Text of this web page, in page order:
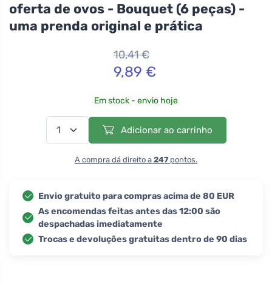
oferta de ovos - Bouquet (6 peças) -
uma prenda original e prática
10,41 €
9,89 €
Em stock - envio hoje
Adicionar ao carrinho
A compra dá direito a 247 pontos.
Envio gratuito para compras acima de 80 EUR
As encomendas feitas antes das 12:00 são
despachadas imediatamente
Trocas e devoluções gratuitas dentro de 90 dias